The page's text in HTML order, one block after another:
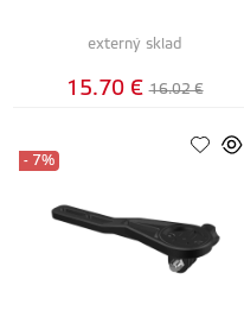
externý sklad
15.70 € 16.02 €
- 7%